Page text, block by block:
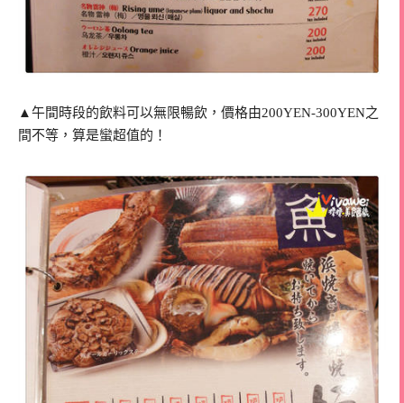
▲午間時段的飲料可以無限暢飲，價格由200YEN-300YEN之
間不等，算是蠻超值的！